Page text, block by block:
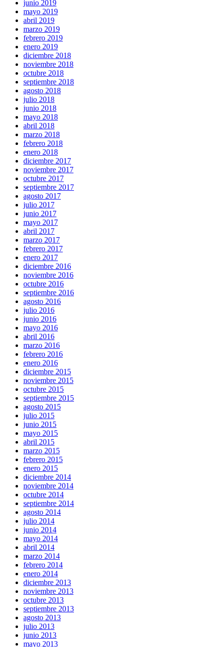
junio 2019
mayo 2019
abril 2019
marzo 2019
febrero 2019
enero 2019
diciembre 2018
noviembre 2018
octubre 2018
septiembre 2018
agosto 2018
julio 2018
junio 2018
mayo 2018
abril 2018
marzo 2018
febrero 2018
enero 2018
diciembre 2017
noviembre 2017
octubre 2017
septiembre 2017
agosto 2017
julio 2017
junio 2017
mayo 2017
abril 2017
marzo 2017
febrero 2017
enero 2017
diciembre 2016
noviembre 2016
octubre 2016
septiembre 2016
agosto 2016
julio 2016
junio 2016
mayo 2016
abril 2016
marzo 2016
febrero 2016
enero 2016
diciembre 2015
noviembre 2015
octubre 2015
septiembre 2015
agosto 2015
julio 2015
junio 2015
mayo 2015
abril 2015
marzo 2015
febrero 2015
enero 2015
diciembre 2014
noviembre 2014
octubre 2014
septiembre 2014
agosto 2014
julio 2014
junio 2014
mayo 2014
abril 2014
marzo 2014
febrero 2014
enero 2014
diciembre 2013
noviembre 2013
octubre 2013
septiembre 2013
agosto 2013
julio 2013
junio 2013
mayo 2013